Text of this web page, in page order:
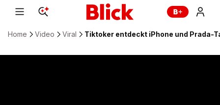
Home Video Viral Tiktoker entdeckt iPhone und Prada-